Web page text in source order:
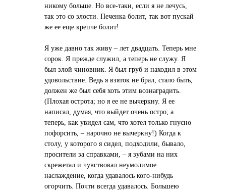
никому больше. Hо все-таки, если я не лечусь,
так это со злости. Печенка болит, так вот пускай
же ее еще крепче болит!
Я уже давно так живу – лет двадцать. Теперь мне
сорок. Я прежде служил, а теперь не служу. Я
был злой чиновник. Я был груб и находил в этом
удовольствие. Ведь я взяток не брал, стало быть,
должен же был себя хоть этим вознаградить.
(Плохая острота; но я ее не вычеркну. Я ее
написал, думая, что выйдет очень остро; а
теперь, как увидел сам, что хотел только гнусно
пофорсить, – нарочно не вычеркну!) Когда к
столу, у которого я сидел, подходили, бывало,
просители за справками, – я зубами на них
скрежетал и чувствовал неумолимое
наслаждение, когда удавалось кого-нибудь
огорчить. Почти всегда удавалось. Большею